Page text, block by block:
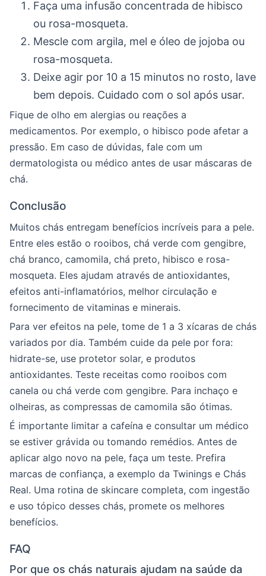
Faça uma infusão concentrada de hibisco
ou rosa-mosqueta.
Mescle com argila, mel e óleo de jojoba ou
rosa-mosqueta.
Deixe agir por 10 a 15 minutos no rosto, lave
bem depois. Cuidado com o sol após usar.
Fique de olho em alergias ou reações a
medicamentos. Por exemplo, o hibisco pode afetar a
pressão. Em caso de dúvidas, fale com um
dermatologista ou médico antes de usar máscaras de
chá.
Conclusão
Muitos chás entregam benefícios incríveis para a pele.
Entre eles estão o rooibos, chá verde com gengibre,
chá branco, camomila, chá preto, hibisco e rosa-
mosqueta. Eles ajudam através de antioxidantes,
efeitos anti-inflamatórios, melhor circulação e
fornecimento de vitaminas e minerais.
Para ver efeitos na pele, tome de 1 a 3 xícaras de chás
variados por dia. Também cuide da pele por fora:
hidrate-se, use protetor solar, e produtos
antioxidantes. Teste receitas como rooibos com
canela ou chá verde com gengibre. Para inchaço e
olheiras, as compressas de camomila são ótimas.
É importante limitar a cafeína e consultar um médico
se estiver grávida ou tomando remédios. Antes de
aplicar algo novo na pele, faça um teste. Prefira
marcas de confiança, a exemplo da Twinings e Chás
Real. Uma rotina de skincare completa, com ingestão
e uso tópico desses chás, promete os melhores
benefícios.
FAQ
Por que os chás naturais ajudam na saúde da